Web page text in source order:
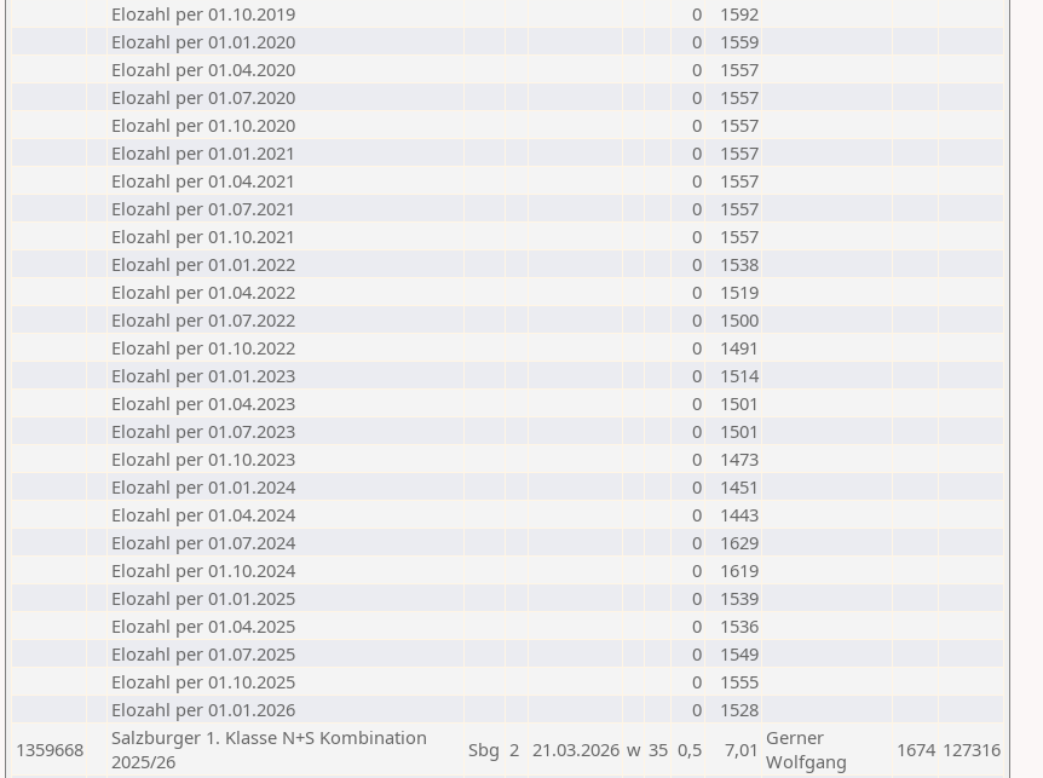
Elozahl per 01.10.2019
0
1592
Elozahl per 01.01.2020
0
1559
Elozahl per 01.04.2020
0
1557
Elozahl per 01.07.2020
0
1557
Elozahl per 01.10.2020
0
1557
Elozahl per 01.01.2021
0
1557
Elozahl per 01.04.2021
0
1557
Elozahl per 01.07.2021
0
1557
Elozahl per 01.10.2021
0
1557
Elozahl per 01.01.2022
0
1538
Elozahl per 01.04.2022
0
1519
Elozahl per 01.07.2022
0
1500
Elozahl per 01.10.2022
0
1491
Elozahl per 01.01.2023
0
1514
Elozahl per 01.04.2023
0
1501
Elozahl per 01.07.2023
0
1501
Elozahl per 01.10.2023
0
1473
Elozahl per 01.01.2024
0
1451
Elozahl per 01.04.2024
0
1443
Elozahl per 01.07.2024
0
1629
Elozahl per 01.10.2024
0
1619
Elozahl per 01.01.2025
0
1539
Elozahl per 01.04.2025
0
1536
Elozahl per 01.07.2025
0
1549
Elozahl per 01.10.2025
0
1555
Elozahl per 01.01.2026
0
1528
1359668
Salzburger 1. Klasse N+S Kombination
2025/26
Sbg 2 21.03.2026 w 35 0,5 7,01 Gerner
Wolfgang
1674 127316